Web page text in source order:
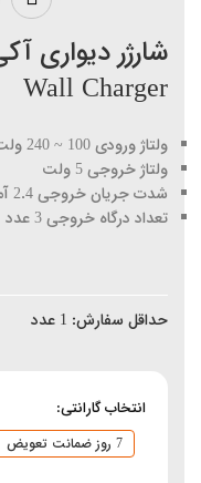
Wall Charger
ولتاژ ورودی 100 ~ 240 ولت
ولتاژ خروجی 5 ولت
شدت جریان خروجی 2.4 آمپر مخصوص تبلت و موبایل
تعداد درگاه خروجی 3 عدد
حداقل سفارش: 1 عدد
انتخاب گارانتی:
7 روز ضمانت تعویض